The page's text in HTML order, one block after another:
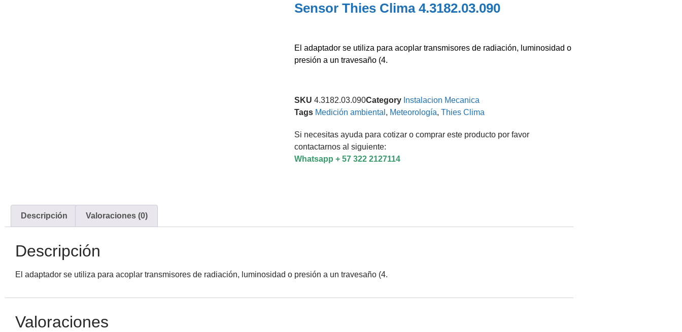
Sensor Thies Clima 4.3182.03.090
El adaptador se utiliza para acoplar transmisores de radiación, luminosidad o
presión a un travesaño (4.
SKU 4.3182.03.090Category Instalacion Mecanica
Tags Medición ambiental , Meteorología, Thies Clima
Si necesitas ayuda para cotizar o comprar este producto por favor
contactarnos al siguiente:
Whatsapp + 57 322 2127114
Descripción Valoraciones (0)
Descripción
El adaptador se utiliza para acoplar transmisores de radiación, luminosidad o presión a un travesaño (4.
Valoraciones